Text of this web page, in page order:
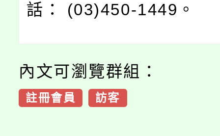
話： (03)450-1449。
內文可瀏覽群組：
註冊會員 訪客